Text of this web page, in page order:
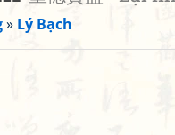
» Lý Bạch